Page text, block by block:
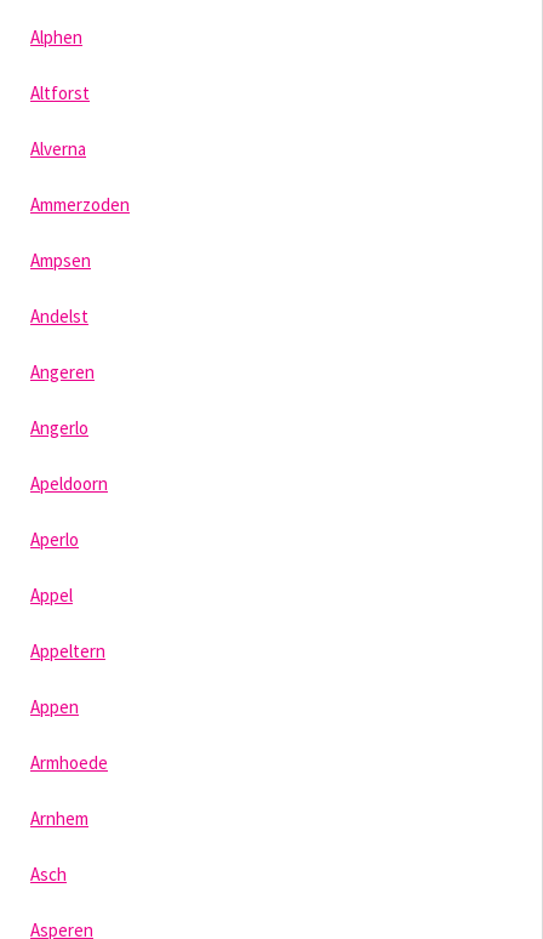
Alphen
Altforst
Alverna
Ammerzoden
Ampsen
Andelst
Angeren
Angerlo
Apeldoorn
Aperlo
Appel
Appeltern
Appen
Armhoede
Arnhem
Asch
Asperen